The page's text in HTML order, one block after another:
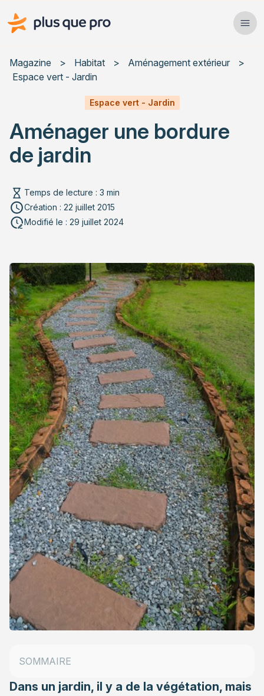
Plus que pro Mag'
Habitat
Actualités
Rechercher un article
Magazine > Habitat > Aménagement extérieur
>
Espace vert - Jardin
Espace vert - Jardin
Aménager une bordure
de jardin
Temps de lecture : 3 min
Création : 22 juillet 2015
Modifié le : 29 juillet 2024
Dans un jardin, il y a de la végétation, mais
SOMMAIRE
Le rôle des bordures de jardin
Choisir votre matériau idéal pour une bordure